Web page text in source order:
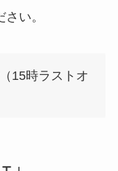
い。
15時ラストオ